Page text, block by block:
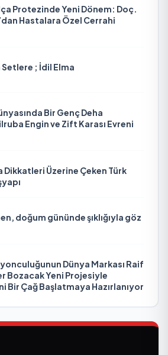
Protezinde Yeni Dönem: Doç.
Hastalara Özel Cerrahi
; İdil Elma
Bir Genç Deha
Engin ve Zift Karası Evreni
Dikkatleri Üzerine Çeken Türk
doğum gününde şıklığıyla göz
Dünya Markası Raif
Bozacak Yeni Projesiyle
Bir Çağ Başlatmaya Hazırlanıyor